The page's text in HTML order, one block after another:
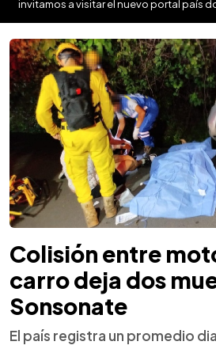
invitamos a visitar el nuevo portal país
Colisión entre
carro deja dos
Sonsonate
El país registra un promedio